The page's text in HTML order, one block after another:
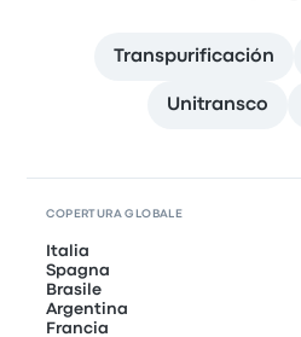
Transpurificación
Unitransco
COPERTURA GLOBALE
Italia
Spagna
Brasile
Argentina
Francia